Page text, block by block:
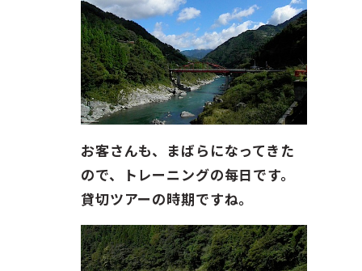
ENGLISH
お客さんも、まばらになってきた
ので、トレーニングの每日です。
貸切ツアーの時期ですね。